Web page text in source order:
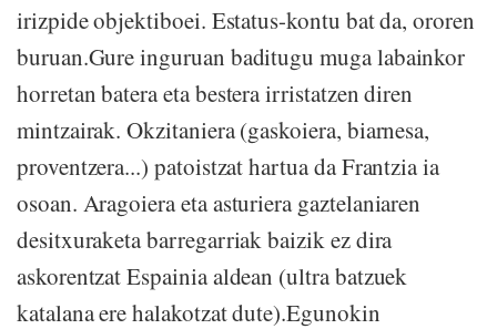
irizpide objektiboei. Estatus-kontu bat da, ororen
buruan.Gure inguruan baditugu muga labainkor
horretan batera eta bestera irristatzen diren
mintzairak. Okzitaniera (gaskoiera, biarnesa,
proventzera...) patoistzat hartua da Frantzia ia
osoan. Aragoiera eta asturiera gaztelaniaren
desitxuraketa barregarriak baizik ez dira
askorentzat Espainia aldean (ultra batzuek
katalana ere halakotzat dute).Egunokin